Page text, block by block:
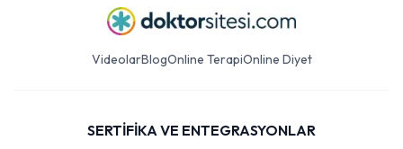
VideolarBlogOnline TerapiOnline Diyet
SERTİFİKA VE ENTEGRASYONLAR